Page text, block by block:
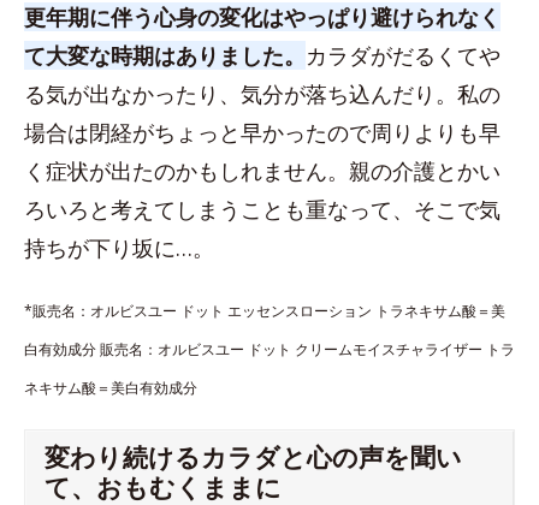
更年期に伴う心身の変化はやっぱり避けられなく
て大変な時期はありました。 カラダがだるくてや
る気が出なかったり、気分が落ち込んだり。私の
場合は閉経がちょっと早かったので周りよりも早
く症状が出たのかもしれません。親の介護とかい
ろいろと考えてしまうことも重なって、そこで気
持ちが下り坂に…。
*販売名：オルビスユー ドット エッセンスローション トラネキサム酸＝美
白有効成分 販売名：オルビスユー ドット クリームモイスチャライザー トラ
ネキサム酸＝美白有効成分
変わり続けるカラダと心の声を聞い
て、おもむくままに